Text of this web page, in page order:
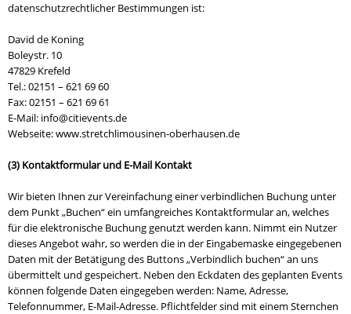
datenschutzrechtlicher Bestimmungen ist:
David de Koning
Boleystr. 10
47829 Krefeld
Tel.: 02151 – 621 69 60
Fax: 02151 – 621 69 61
E-Mail: info@citievents.de
Webseite: www.stretchlimousinen-oberhausen.de
(3) Kontaktformular und E-Mail Kontakt
Wir bieten Ihnen zur Vereinfachung einer verbindlichen Buchung unter
dem Punkt „Buchen“ ein umfangreiches Kontaktformular an, welches
für die elektronische Buchung genutzt werden kann. Nimmt ein Nutzer
dieses Angebot wahr, so werden die in der Eingabemaske eingegebenen
Daten mit der Betätigung des Buttons „Verbindlich buchen“ an uns
übermittelt und gespeichert. Neben den Eckdaten des geplanten Events
können folgende Daten eingegeben werden: Name, Adresse,
Telefonnummer, E-Mail-Adresse. Pflichtfelder sind mit einem Sternchen